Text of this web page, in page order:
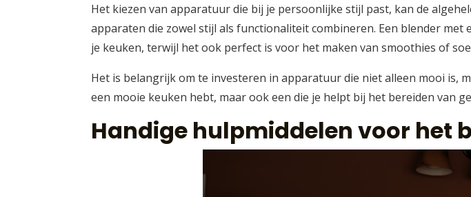
Het kiezen van apparatuur die bij je persoonlijke stijl past, kan de
apparaten die zowel stijl als functionaliteit combineren. Een blender
je keuken, terwijl het ook perfect is voor het maken van smoothies of
Het is belangrijk om te investeren in apparatuur die niet alleen mooi is,
een mooie keuken hebt, maar ook een die je helpt bij het bereiden van
Handige hulpmiddelen voor het